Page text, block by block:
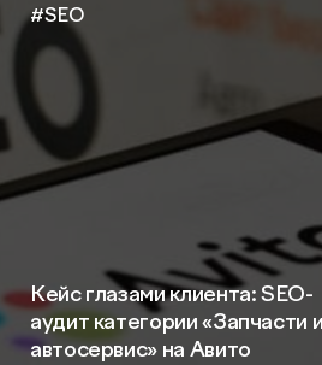
#SEO
Кейс глазами клиента: SEO-
аудит категории «Запчасти и
автосервис» на Авито